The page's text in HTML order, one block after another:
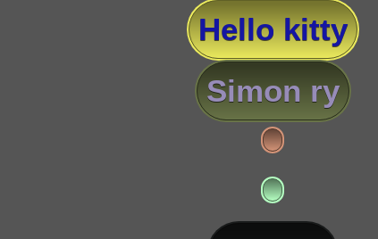
Hello kitty
Simon ry